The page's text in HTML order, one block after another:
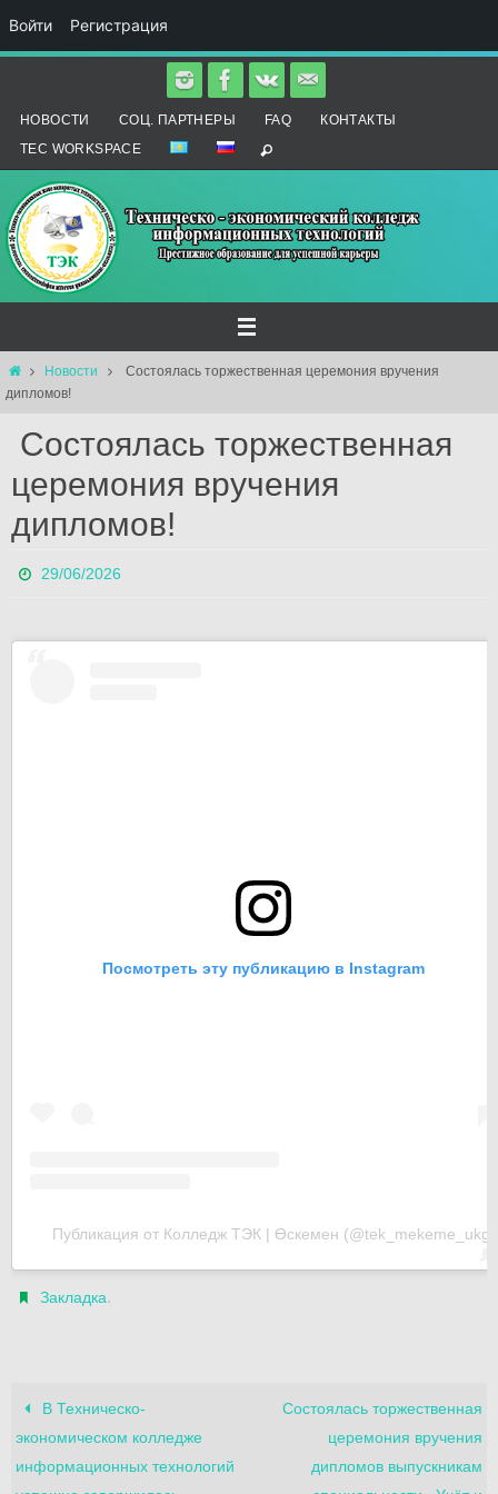
содержимому
Войти Регистрация
НОВОСТИ СОЦ. ПАРТНЕРЫ FAQ
КОНТАКТЫ
TEC WORKSPACE
Главная
Новости
Cостоялась торжественная церемония вручения
дипломов!
Cостоялась торжественная
церемония вручения
дипломов!
29/06/2026
Посмотреть эту публикацию в Instagram
Публикация от Колледж ТЭК | Өскемен (@tek_mekeme_ukg)
Закладка.
В Техническо-
экономическом колледже
информационных технологий
Cостоялась торжественная
церемония вручения
дипломов выпускникам